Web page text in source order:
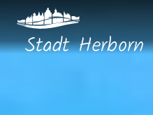
StadtHerborn